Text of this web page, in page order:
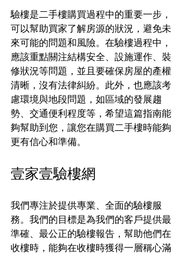
驗樓是二手樓購買過程中的重要一步，
可以幫助買家了解房源的狀況，避免未
來可能的問題和風險。在驗樓過程中，
應該重點關注結構安全、設施運作、裝
修狀況等問題，並且要確保房屋的產權
清晰，沒有法律糾紛。此外，也應該考
慮環境與地段問題，如區域的發展趨
勢、交通便利程度等，希望這篇指南能
夠幫助到您，讓您在購買二手樓時能夠
更有信心和準備。
壹家壹驗樓網
我們專注於提供專業、全面的驗樓服
務。我們的目標是為我們的客戶提供最
準確、最公正的驗樓報告，幫助他們在
收樓時，能夠在收樓時獲得一層稱心滿